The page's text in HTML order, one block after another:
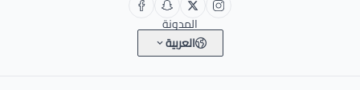
المدونة
العربية